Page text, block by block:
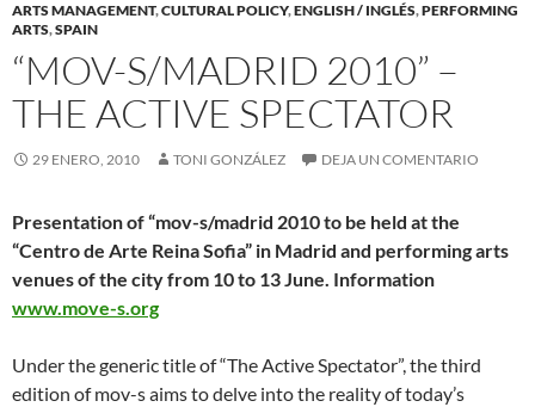
ARTS MANAGEMENT,CULTURAL POLICY,ENGLISH / INGLÉS,PERFORMING
ARTS,SPAIN
“MOV-S/MADRID 2010” –
THE ACTIVE SPECTATOR
29 ENERO, 2010 TONI GONZÁLEZ DEJA UN COMENTARIO
Presentation of “mov-s/madrid 2010 to be held at the
“Centro de Arte Reina Sofia” in Madrid and performing arts
venues of the city from 10 to 13 June. Information
www.move-s.org
Under the generic title of “The Active Spectator”, the third
edition of mov-s aims to delve into the reality of today’s